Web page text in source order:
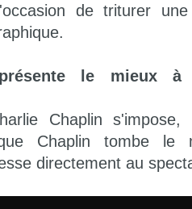
de triturer
le mieux à
Chaplin s'impose,
Chaplin tombe le
directement au